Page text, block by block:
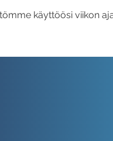
käyttöösi viikon